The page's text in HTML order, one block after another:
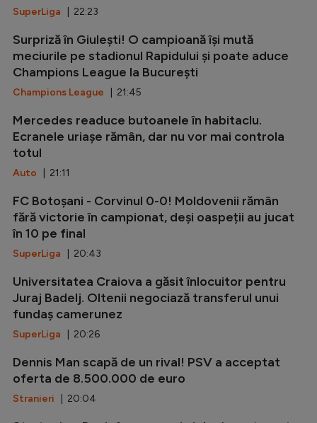
SuperLiga | 22:23
Surpriză în Giulești! O campioană își mută
meciurile pe stadionul Rapidului și poate aduce
Champions League la București
Champions League | 21:45
Mercedes readuce butoanele în habitaclu.
Ecranele uriașe rămân, dar nu vor mai controla
totul
Auto | 21:11
FC Botoșani - Corvinul 0-0! Moldovenii rămân
fără victorie în campionat, deși oaspeții au jucat
în 10 pe final
SuperLiga | 20:43
Universitatea Craiova a găsit înlocuitor pentru
Juraj Badelj. Oltenii negociază transferul unui
fundaș camerunez
SuperLiga | 20:26
Dennis Man scapă de un rival! PSV a acceptat
oferta de 8.500.000 de euro
Stranieri | 20:04